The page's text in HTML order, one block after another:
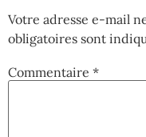
Votre adresse e-mail
obligatoires sont
Commentaire *